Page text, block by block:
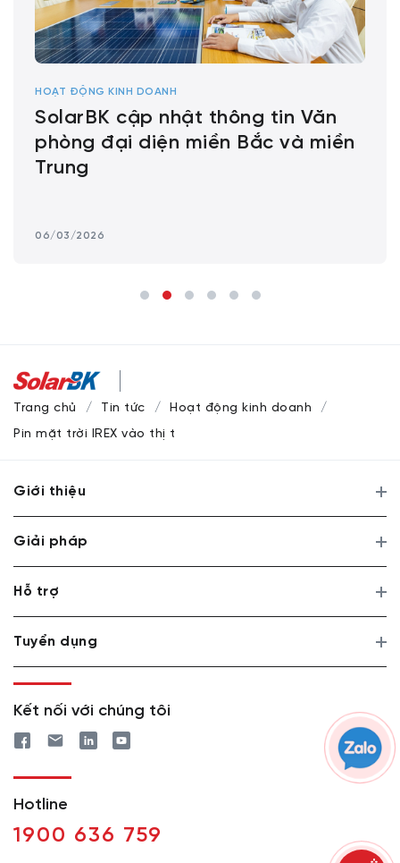
HOẠT ĐỘNG KINH DOANH
SolarBK cập nhật thông tin Văn
phòng đại diện miền Bắc và miền
Trung
06/03/2026
Trang chủ Tin tức
Hoạt động kinh doanh
Pin mặt trời IREX vào thị trường Mỹ
Giới thiệu
Giải pháp
Hỗ trợ
Tuyển dụng
Kết nối với chúng tôi
Hotline
1900 636 759